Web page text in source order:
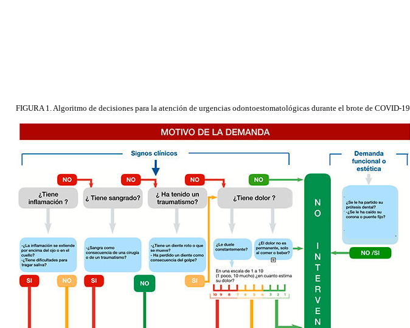
FIGURA 1. Algoritmo de decisiones para la atención de urgencias odontoestomatológicas durante el brote de COVID-19